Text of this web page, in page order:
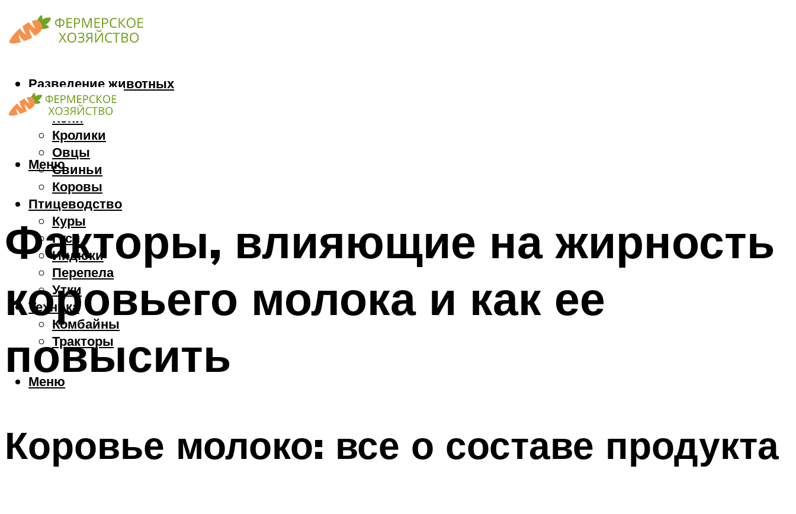
Разведение животных
Козы
Кони
Кролики
Овцы
Свиньи
Коровы
Птицеводство
Куры
Гуси
Индюки
Перепела
Утки
Техника
Комбайны
Тракторы
Меню
Меню
Факторы, влияющие на жирность
коровьего молока и как ее
повысить
Коровье молоко: все о составе продукта